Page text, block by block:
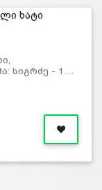
სიგრძე - 1…